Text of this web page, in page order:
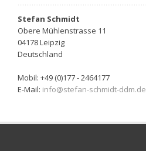
Stefan Schmidt
Obere Mühlenstrasse 11
04178 Leipzig
Deutschland
Mobil: +49 (0)177 - 2464177
E-Mail: info@stefan-schmidt-ddm.de